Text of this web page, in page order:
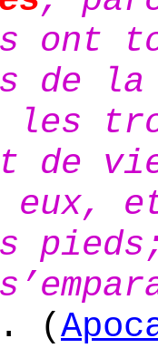
ont
de
les
de
eux,
. (